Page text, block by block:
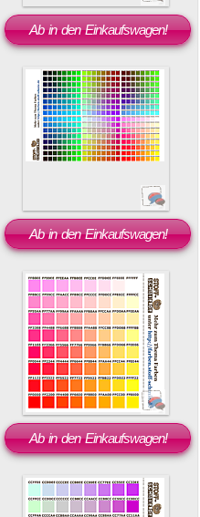
Ab in den Einkaufswagen!
Ab in den Einkaufswagen!
Ab in den Einkaufswagen!